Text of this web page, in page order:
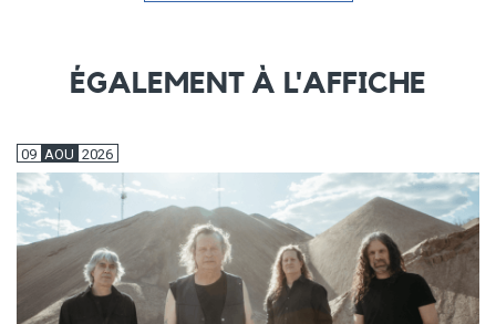
ÉGALEMENT À L'AFFICHE
09 AOU 2026